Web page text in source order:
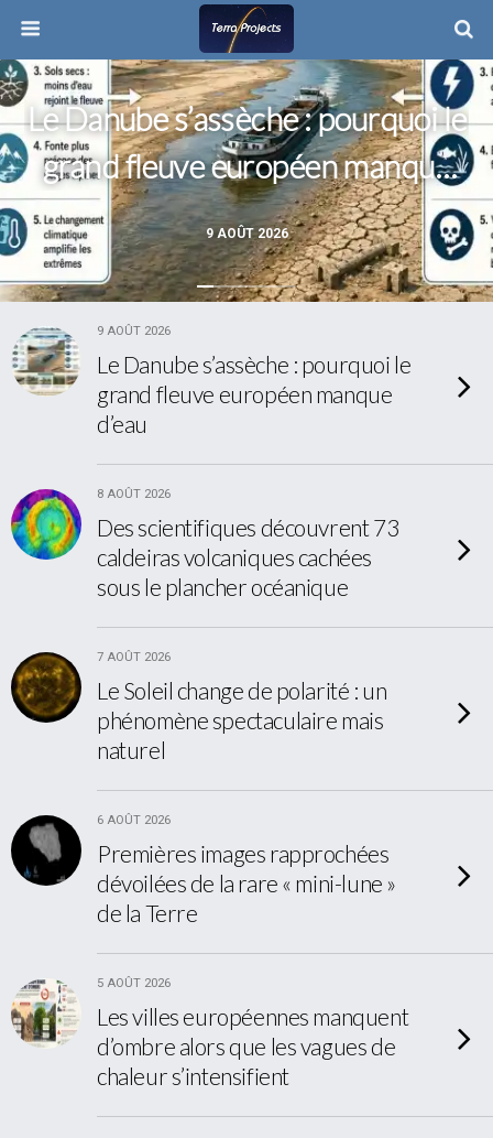
9 AOÛT 2026
Le Danube s’assèche : pourquoi le
grand fleuve européen manque
d’eau
9 AOÛT 2026
Le Danube s’assèche : pourquoi le
grand fleuve européen manque
d’eau
8 AOÛT 2026
Des scientifiques découvrent 73
caldeiras volcaniques cachées
sous le plancher océanique
7 AOÛT 2026
Le Soleil change de polarité : un
phénomène spectaculaire mais
naturel
6 AOÛT 2026
Premières images rapprochées
dévoilées de la rare « mini-lune »
de la Terre
5 AOÛT 2026
Les villes européennes manquent
d’ombre alors que les vagues de
chaleur s’intensifient